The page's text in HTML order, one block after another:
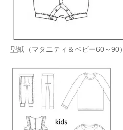
型紙（マタニティ＆ベビー60～90）